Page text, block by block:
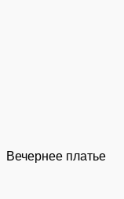
Вечернее платье